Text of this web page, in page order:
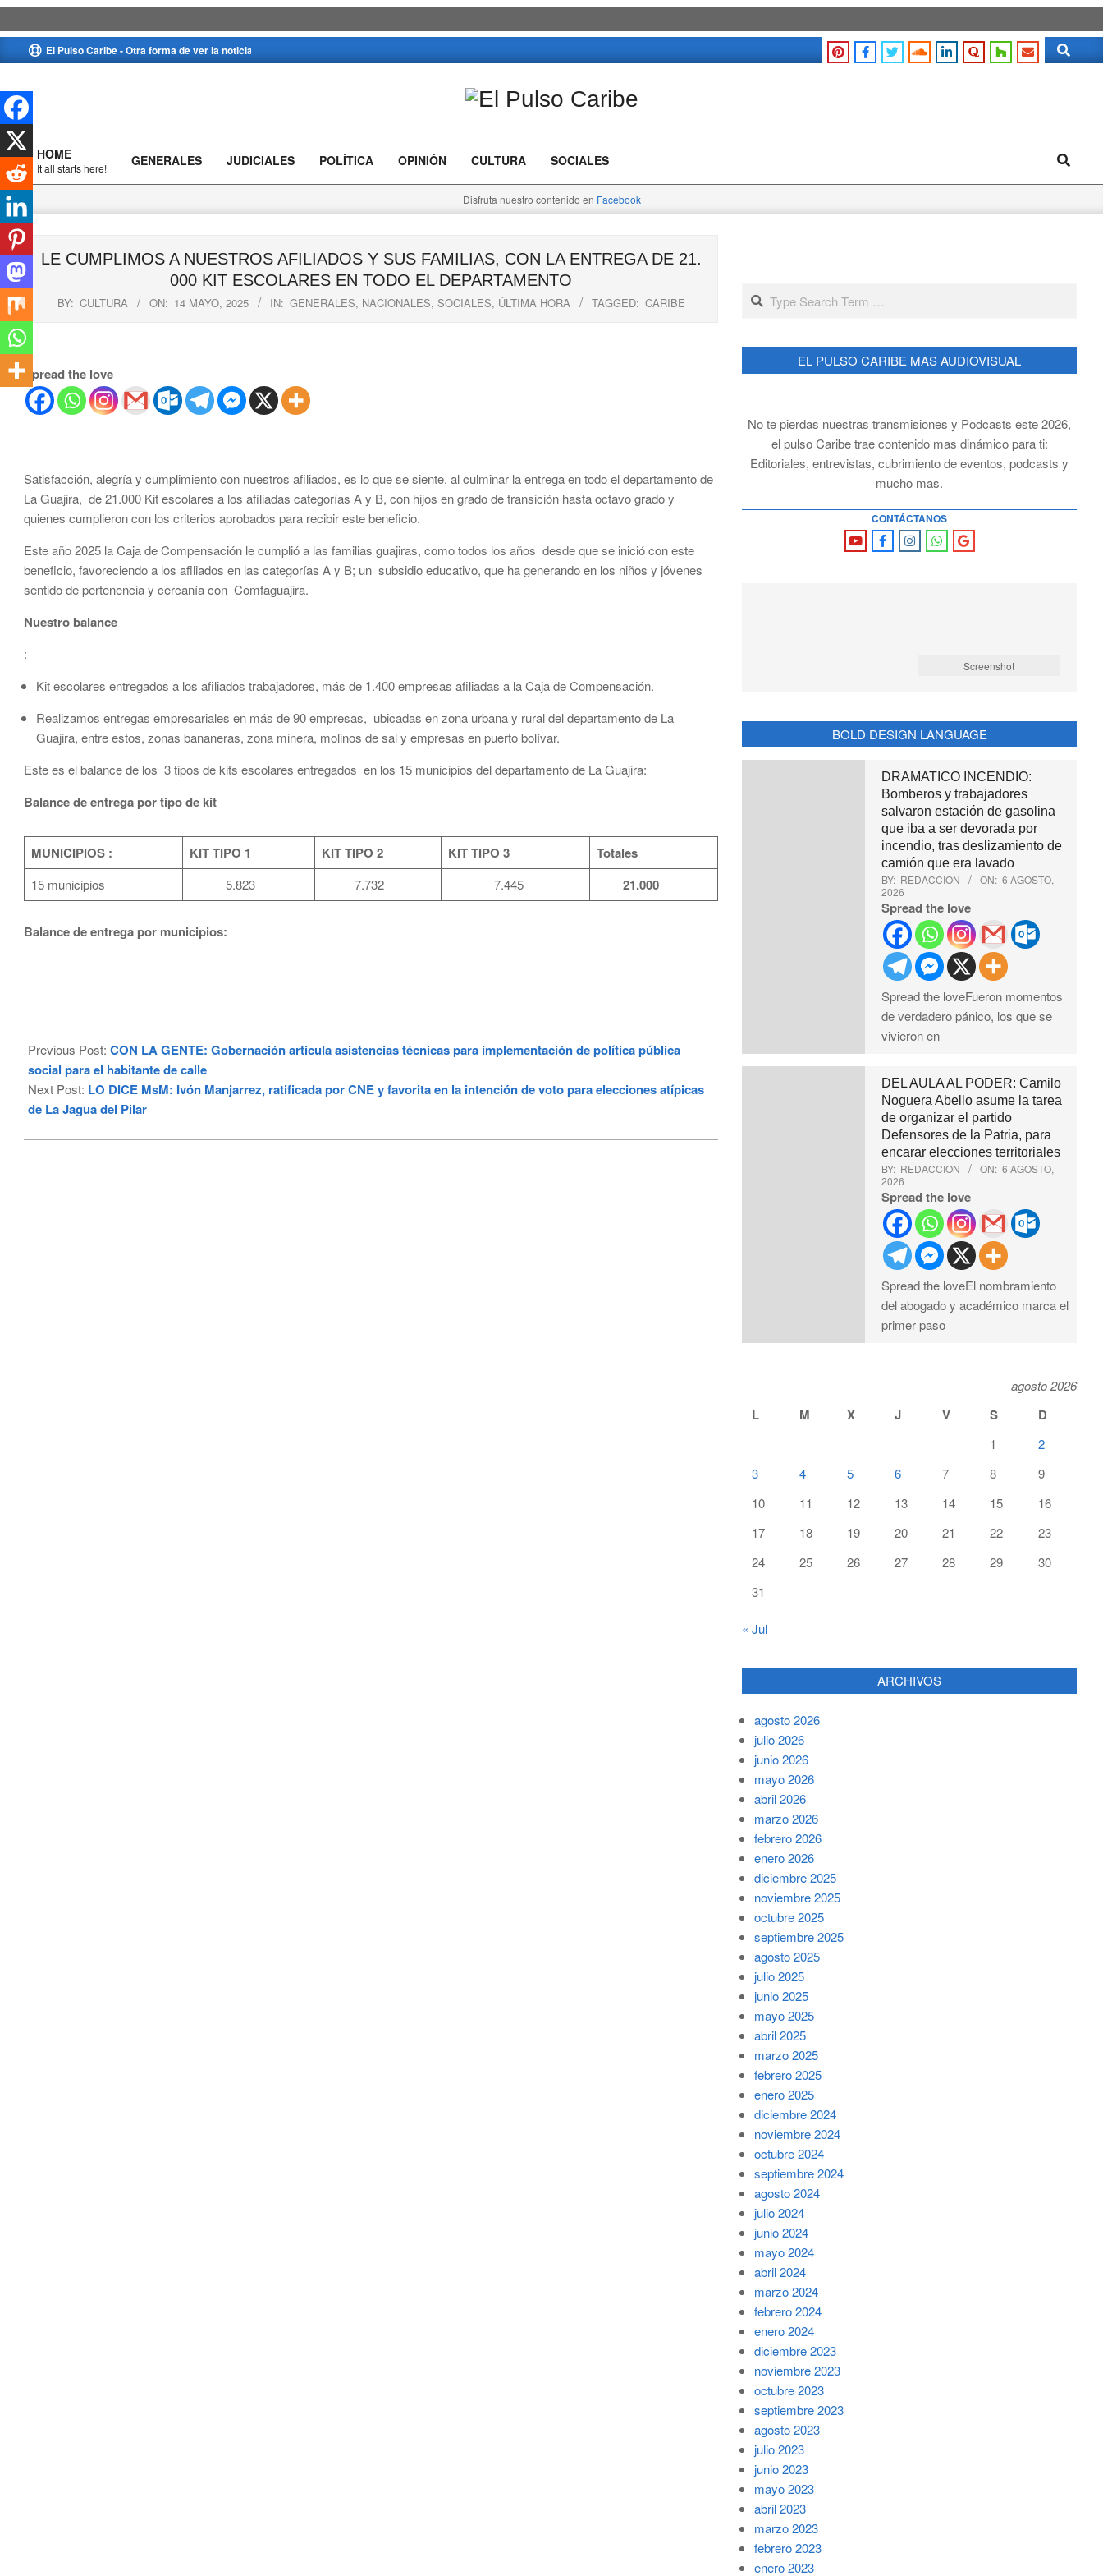
to
El Pulso Caribe - Otra forma de ver la noticia Search
Caribe
Primary
Navigation
Menu
HOME
It all starts here! GENERALES JUDICIALES POLÍTICA OPINIÓN CULTURA SOCIALES Search
Disfruta nuestro contenido en Facebook
LE CUMPLIMOS A NUESTROS AFILIADOS Y SUS FAMILIAS, CON LA ENTREGA DE 21.
000 KIT ESCOLARES EN TODO EL DEPARTAMENTO
BY: CULTURA ON: 14 MAYO, 2025 IN: GENERALES, NACIONALES, SOCIALES, ÚLTIMA HORA TAGGED: CARIBE
Spread the love
Satisfacción, alegría y cumplimiento con nuestros afiliados, es lo que se siente, al culminar la entrega en todo el departamento de
La Guajira, de 21.000 Kit escolares a los afiliadas categorías A y B, con hijos en grado de transición hasta octavo grado y
quienes cumplieron con los criterios aprobados para recibir este beneficio.
Este año 2025 la Caja de Compensación le cumplió a las familias guajiras, como todos los años desde que se inició con este
beneficio, favoreciendo a los afiliados en las categorías A y B; un subsidio educativo, que ha generando en los niños y jóvenes
sentido de pertenencia y cercanía con Comfaguajira.
Nuestro balance
:
Kit escolares entregados a los afiliados trabajadores, más de 1.400 empresas afiliadas a la Caja de Compensación.
Realizamos entregas empresariales en más de 90 empresas, ubicadas en zona urbana y rural del departamento de La
Guajira, entre estos, zonas bananeras, zona minera, molinos de sal y empresas en puerto bolívar.
Este es el balance de los 3 tipos de kits escolares entregados en los 15 municipios del departamento de La Guajira:
Balance de entrega por tipo de kit
MUNICIPIOS : KIT TIPO 1 KIT TIPO 2 KIT TIPO 3 Totales
15 municipios 5.823 7.732 7.445 21.000
Balance de entrega por municipios:
05-
14
Previous Post: CON LA GENTE: Gobernación articula asistencias técnicas para implementación de política pública
social para el habitante de calle
Next Post: LO DICE MsM: Ivón Manjarrez, ratificada por CNE y favorita en la intención de voto para elecciones atípicas
de La Jagua del Pilar
Search
EL PULSO CARIBE MAS AUDIOVISUAL
No te pierdas nuestras transmisiones y Podcasts este 2026,
el pulso Caribe trae contenido mas dinámico para ti:
Editoriales, entrevistas, cubrimiento de eventos, podcasts y
mucho mas.
CONTÁCTANOS
Screenshot
BOLD DESIGN LANGUAGE
DRAMATICO INCENDIO:
Bomberos y trabajadores
salvaron estación de gasolina
que iba a ser devorada por
incendio, tras deslizamiento de
camión que era lavado
BY: REDACCION ON: 6 AGOSTO,
2026
Spread the love
Spread the loveFueron momentos
de verdadero pánico, los que se
vivieron en
DEL AULA AL PODER: Camilo
Noguera Abello asume la tarea
de organizar el partido
Defensores de la Patria, para
encarar elecciones territoriales
BY: REDACCION ON: 6 AGOSTO,
2026
Spread the love
Spread the loveEl nombramiento
del abogado y académico marca el
primer paso
agosto 2026
L M X J V S D
1
2
3
4 5 6 7 8
9
10
11 12 13 14 15
16
17
18 19 20 21 22
23
24
25 26 27 28 29
30
31
« Jul
ARCHIVOS
agosto 2026
julio 2026
junio 2026
mayo 2026
abril 2026
marzo 2026
febrero 2026
enero 2026
diciembre 2025
noviembre 2025
octubre 2025
septiembre 2025
agosto 2025
julio 2025
junio 2025
mayo 2025
abril 2025
marzo 2025
febrero 2025
enero 2025
diciembre 2024
noviembre 2024
octubre 2024
septiembre 2024
agosto 2024
julio 2024
junio 2024
mayo 2024
abril 2024
marzo 2024
febrero 2024
enero 2024
diciembre 2023
noviembre 2023
octubre 2023
septiembre 2023
agosto 2023
julio 2023
junio 2023
mayo 2023
abril 2023
marzo 2023
febrero 2023
enero 2023